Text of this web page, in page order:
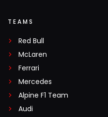
TEAMS
Red Bull
McLaren
Ferrari
Mercedes
Alpine F1 Team
Audi